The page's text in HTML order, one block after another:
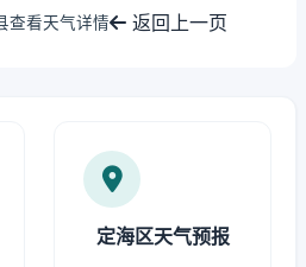
查看天气详情 返回上一页
定海区天气预报